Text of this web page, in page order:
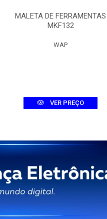
MALETA DE FERRAMENTAS
MKF132
WAP
VER PREÇO